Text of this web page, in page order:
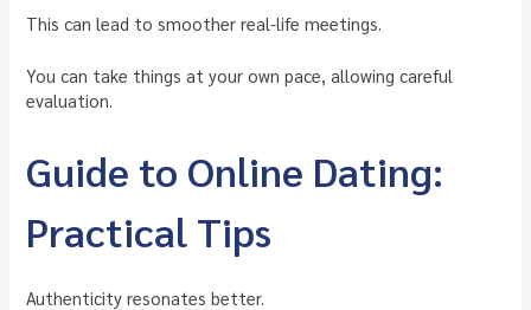
This can lead to smoother real-life meetings.
You can take things at your own pace, allowing careful
evaluation.
Guide to Online Dating:
Practical Tips
Authenticity resonates better.